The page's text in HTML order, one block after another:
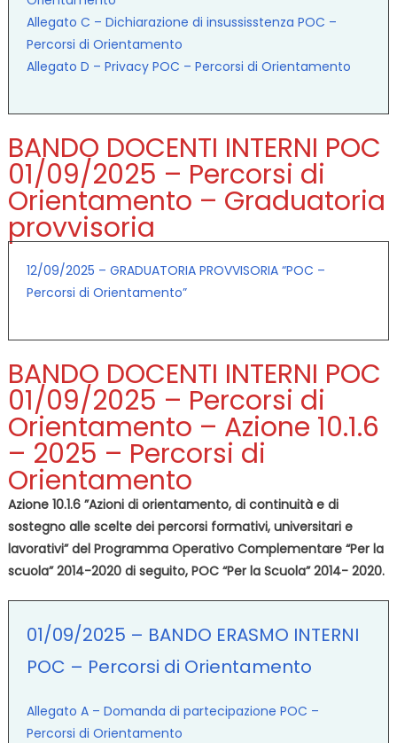
Allegato C – Dichiarazione di insussisstenza POC –
Percorsi di Orientamento
Allegato D – Privacy POC – Percorsi di Orientamento
BANDO DOCENTI INTERNI POC
01/09/2025 – Percorsi di
Orientamento – Graduatoria
provvisoria
12/09/2025 – GRADUATORIA PROVVISORIA “POC –
Percorsi di Orientamento”
BANDO DOCENTI INTERNI POC
01/09/2025 – Percorsi di
Orientamento – Azione 10.1.6
– 2025 – Percorsi di
Orientamento
Azione 10.1.6 ”Azioni di orientamento, di continuità e di
sostegno alle scelte dei percorsi formativi, universitari e
lavorativi” del Programma Operativo Complementare “Per la
scuola” 2014-2020 di seguito, POC “Per la Scuola” 2014- 2020.
01/09/2025 – BANDO ERASMO INTERNI
POC – Percorsi di Orientamento
Allegato A – Domanda di partecipazione POC –
Percorsi di Orientamento